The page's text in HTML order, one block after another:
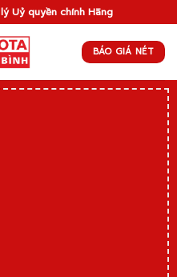
Uỷ quyền chính Hãng
BÁO GIÁ NÉT